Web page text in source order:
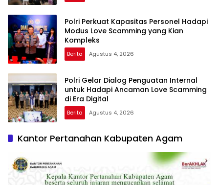
Polri Perkuat Kapasitas Personel Hadapi
Modus Love Scamming yang Kian
Kompleks
Berita Agustus 4, 2026
Polri Gelar Dialog Penguatan Internal
untuk Hadapi Ancaman Love Scamming
di Era Digital
Berita Agustus 4, 2026
Kantor Pertanahan Kabupaten Agam